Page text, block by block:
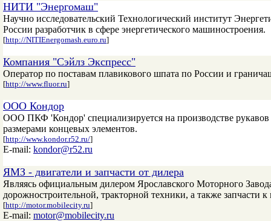
НИТИ "Энергомаш"
Научно исследовательский Технологический институт
России разработчик в сфере энергетического машиностроения.
[http://NITIEnergomash.euro.ru]
Компания "Сэйлз Экспресс"
Оператор по поставам плавикового шпата по России и
[http://www.fluor.ru]
ООО Кондор
ООО ПКФ 'Кондор' специализируется на производстве
размерами концевых элементов.
[http://www.kondor.r52.ru/]
E-mail: kondor@r52.ru
ЯМЗ - двигатели и запчасти от дилера
Являясь официальным дилером Ярославского Моторного
дорожностроительной, тракторной техники, а также запчасти
[http://motor.mobilecity.ru]
E-mail: motor@mobilecity.ru